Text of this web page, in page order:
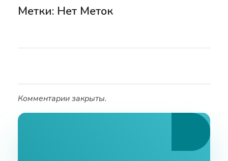
Метки: Нет Меток
Комментарии закрыты.